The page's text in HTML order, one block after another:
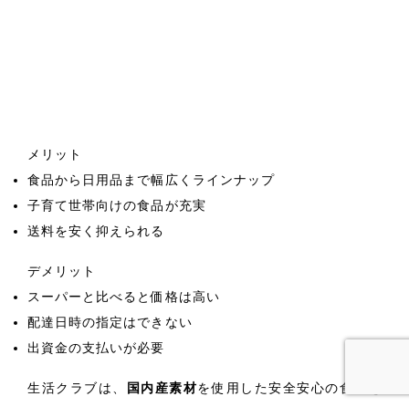
メリット
食品から日用品まで幅広くラインナップ
子育て世帯向けの食品が充実
送料を安く抑えられる
デメリット
スーパーと比べると価格は高い
配達日時の指定はできない
出資金の支払いが必要
生活クラブは、 国内産素材を使用した安全安心の食材を